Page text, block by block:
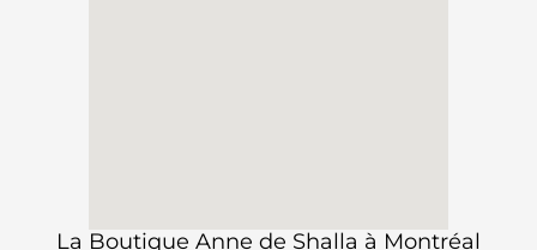
La Boutique Anne de Shalla à Montréal